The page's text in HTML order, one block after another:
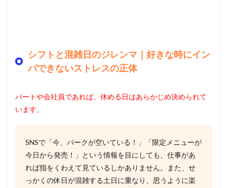
シフトと混雑日のジレンマ｜好きな時にイン
パできないストレスの正体
パートや会社員であれば、休める日はあらかじめ決められて
います。
SNSで「今、パークが空いている！」「限定メニューが
今日から発売！」という情報を目にしても、仕事があ
れば指をくわえて見ているしかありません。また、せ
っかくの休日が混雑する土日に重なり、思うように楽